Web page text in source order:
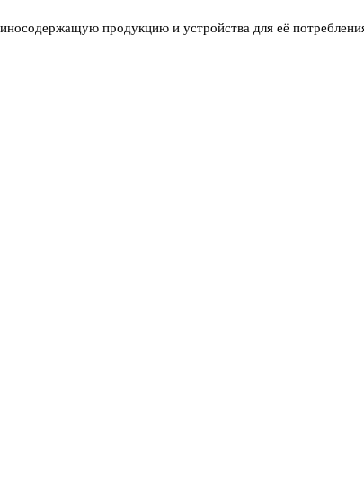
продукцию и устройства для её